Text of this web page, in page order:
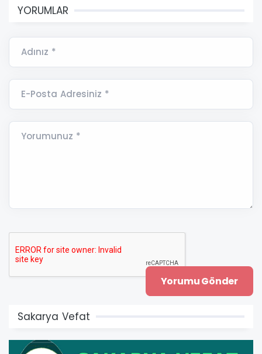
YORUMLAR
Adınız *
E-Posta Adresiniz *
Yorumunuz *
Sakarya Vefat